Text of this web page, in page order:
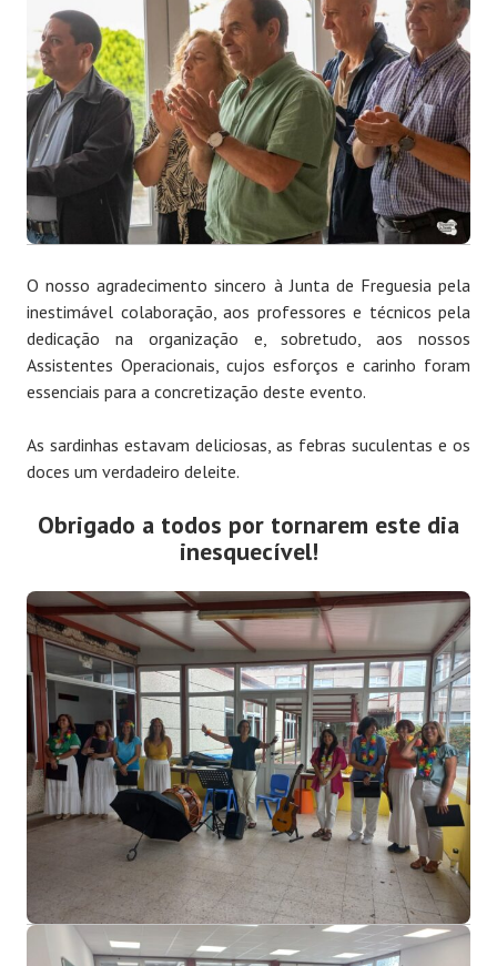
O nosso agradecimento sincero à Junta de Freguesia pela
inestimável colaboração, aos professores e técnicos pela
dedicação na organização e, sobretudo, aos nossos
Assistentes Operacionais, cujos esforços e carinho foram
essenciais para a concretização deste evento.
As sardinhas estavam deliciosas, as febras suculentas e os
doces um verdadeiro deleite.
Obrigado a todos por tornarem este dia
inesquecível!